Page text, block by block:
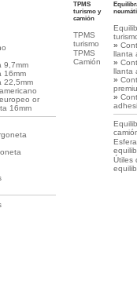
9,7mm
16mm
22,5mm
or
16mm
TPMS
turismo y
camión
TPMS
turismo
TPMS
Camión
»
llanta
»
llanta
»
»
Útiles